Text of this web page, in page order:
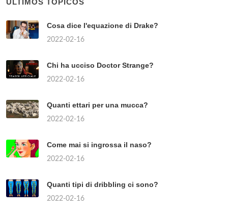
Cosa dice l'equazione di Drake?
2022-02-16
Chi ha ucciso Doctor Strange?
2022-02-16
Quanti ettari per una mucca?
2022-02-16
Come mai si ingrossa il naso?
2022-02-16
Quanti tipi di dribbling ci sono?
2022-02-16